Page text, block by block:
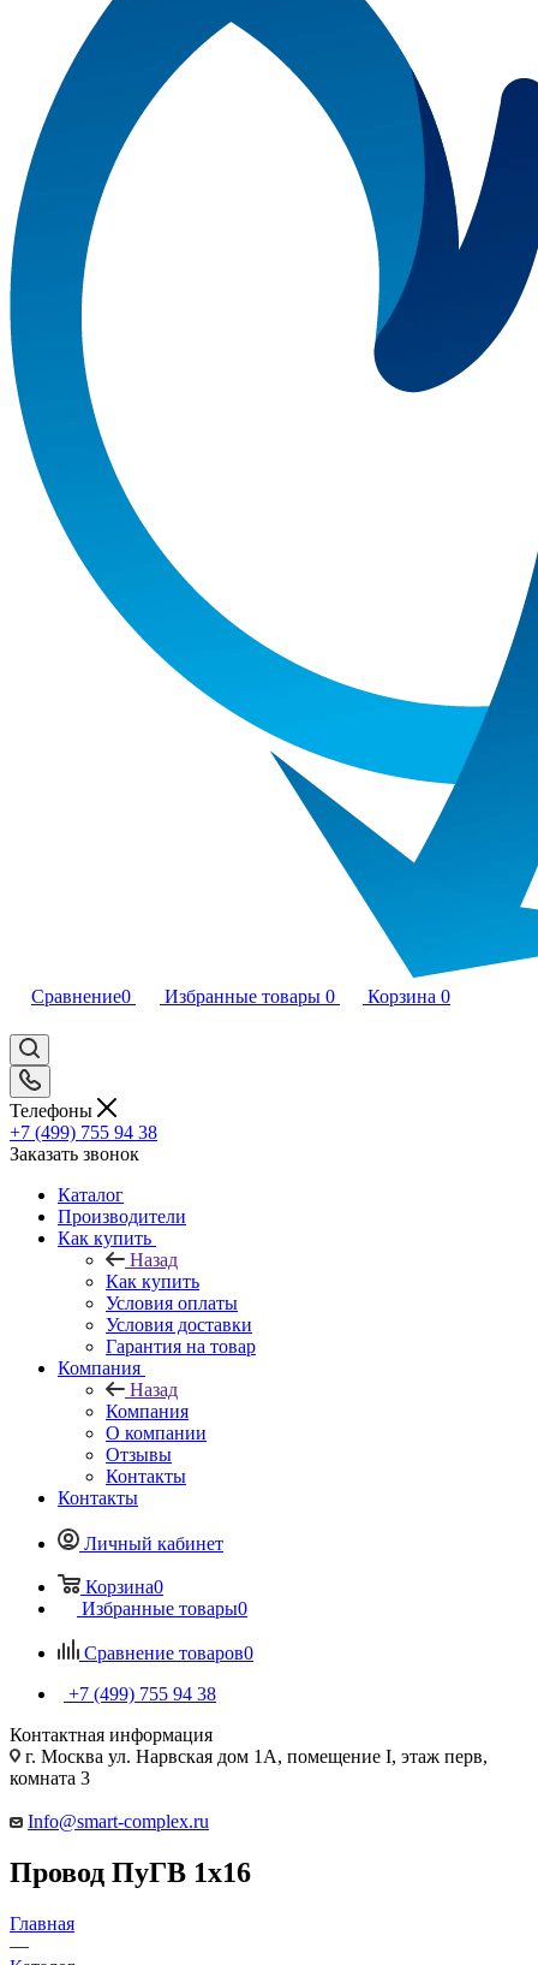
Сравнение0 Избранные товары 0 Корзина 0
Телефоны
+7 (499) 755 94 38
Заказать звонок
Каталог
Производители
Как купить
Назад
Как купить
Условия оплаты
Условия доставки
Гарантия на товар
Компания
Назад
Компания
О компании
Отзывы
Контакты
Контакты
Личный кабинет
Корзина0
Избранные товары0
Сравнение товаров0
+7 (499) 755 94 38
Контактная информация
г. Москва ул. Нарвская дом 1А, помещение I, этаж перв,
комната 3
Info@smart-complex.ru
Провод ПуГВ 1х16
Главная
—